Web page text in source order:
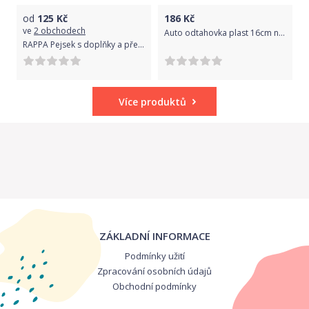
od 125 Kč
ve 2 obchodech
RAPPA Pejsek s doplňky a přenoskou
186 Kč
Auto odtahovka plast 16cm na setrvačník na baterie
Více produktů
ZÁKLADNÍ INFORMACE
Podmínky užití
Zpracování osobních údajů
Obchodní podmínky